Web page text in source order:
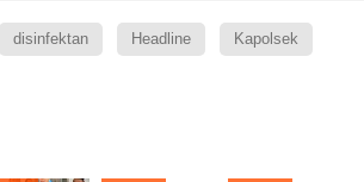
disinfektan Headline Kapolsek